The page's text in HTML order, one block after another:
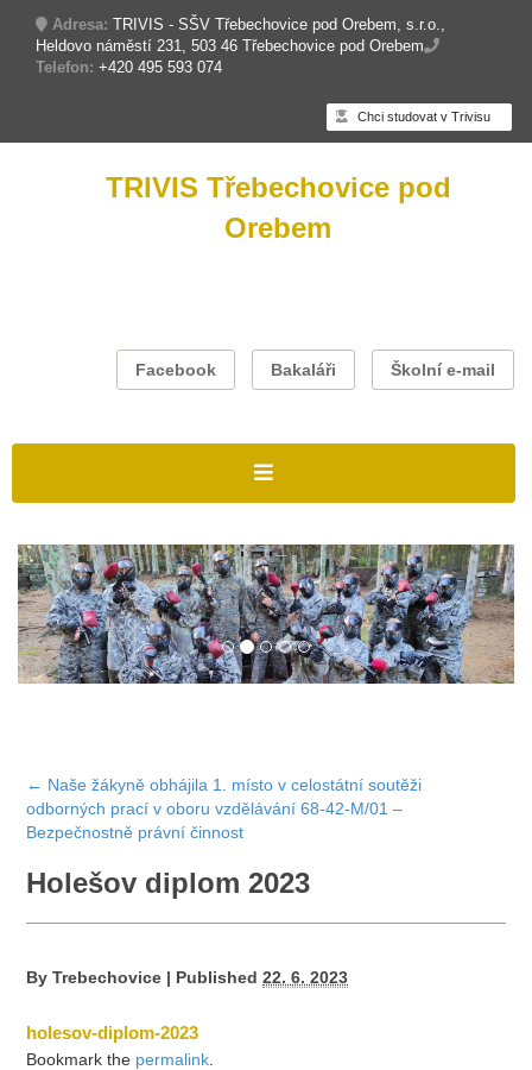
Adresa: TRIVIS - SŠV Třebechovice pod Orebem, s.r.o.,
Heldovo náměstí 231, 503 46 Třebechovice pod Orebem
Telefon: +420 495 593 074
Chci studovat v Trivisu
TRIVIS Třebechovice pod
Orebem
Facebook Bakaláři Školní e-mail
← Naše žákyně obhájila 1. místo v celostátní soutěži
odborných prací v oboru vzdělávání 68-42-M/01 –
Bezpečnostně právní činnost
Holešov diplom 2023
By Trebechovice | Published 22. 6. 2023
holesov-diplom-2023
Bookmark the permalink